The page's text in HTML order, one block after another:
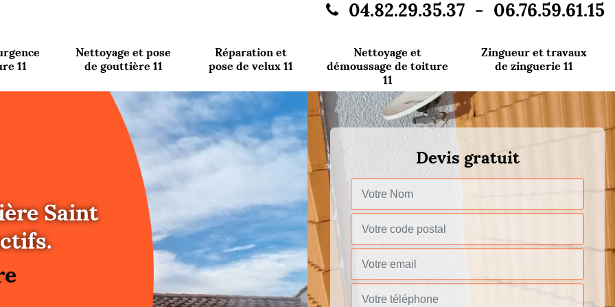
04.82.29.35.37 - 06.76.59.61.15
11
Nettoyage et pose
de gouttière 11
Réparation et
pose de velux 11
Nettoyage et
démoussage de toiture
11
Zingueur et travaux
de zinguerie 11
Saint
Devis gratuit